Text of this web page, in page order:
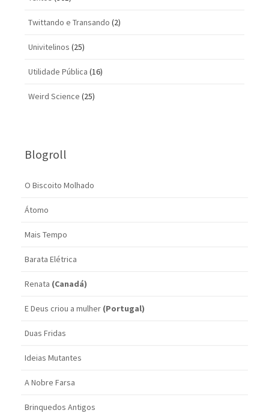
Twittando e Transando (2)
Univitelinos (25)
Utilidade Pública (16)
Weird Science (25)
Blogroll
O Biscoito Molhado
Átomo
Mais Tempo
Barata Elétrica
Renata (Canadá)
E Deus criou a mulher (Portugal)
Duas Fridas
Ideias Mutantes
A Nobre Farsa
Brinquedos Antigos